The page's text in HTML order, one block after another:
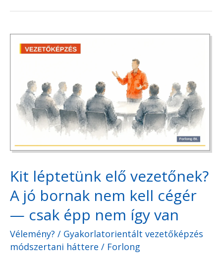
Kit léptetünk elő vezetőnek?
A jó bornak nem kell cégér
— csak épp nem így van
Vélemény? / Gyakorlatorientált vezetőképzés
módszertani háttere / Forlong
Kit
léptetünk
vezetőnek?
nem
kell
cégér
—
épp
nem